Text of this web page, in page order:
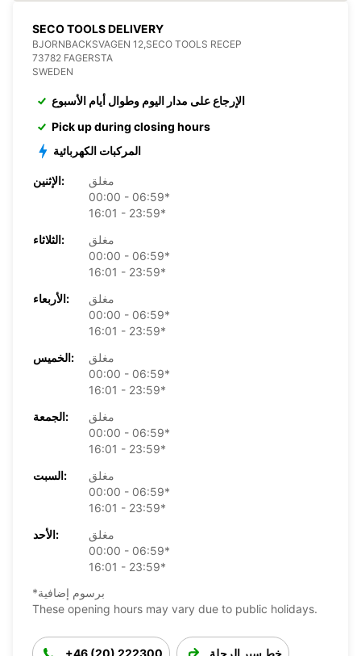
SECO TOOLS DELIVERY
BJORNBACKSVAGEN 12,SECO TOOLS RECEP
73782 FAGERSTA
SWEDEN
الإرجاع على مدار اليوم وطوال أيام الأسبوع
Pick up during closing hours
المركبات الكهربائية
الإثنين:
مغلق
00:00 - 06:59*
16:01 - 23:59*
الثلاثاء:
مغلق
00:00 - 06:59*
16:01 - 23:59*
الأربعاء:
مغلق
00:00 - 06:59*
16:01 - 23:59*
الخميس:
مغلق
00:00 - 06:59*
16:01 - 23:59*
الجمعة:
مغلق
00:00 - 06:59*
16:01 - 23:59*
السبت:
مغلق
00:00 - 06:59*
16:01 - 23:59*
الأحد:
مغلق
00:00 - 06:59*
16:01 - 23:59*
*برسوم إضافية
These opening hours may vary due to public holidays.
+46 (20) 222300 خط سير الرحلة